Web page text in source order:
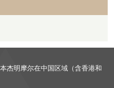
杰明摩尔在中国区域（含香港和